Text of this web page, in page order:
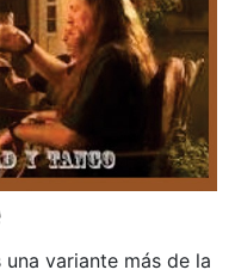
variante más de la